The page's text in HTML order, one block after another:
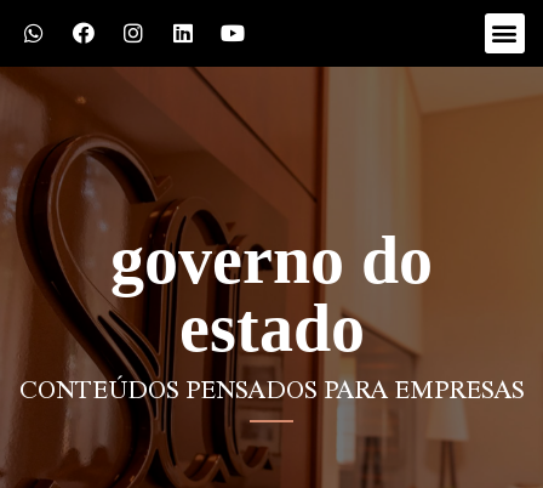
governo do
estado
CONTEÚDOS PENSADOS PARA EMPRESAS